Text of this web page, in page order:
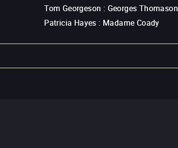
Tom Georgeson : Georges Thomason
Patricia Hayes : Madame Coady